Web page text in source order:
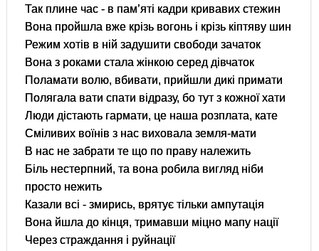
Так плине час - в пам’яті кадри кривавих стежин
Вона пройшла вже крізь вогонь і крізь кіптяву шин
Режим хотів в ній задушити свободи зачаток
Вона з роками стала жінкою серед дівчаток
Поламати волю, вбивати, прийшли дикі примати
Полягала вати спати відразу, бо тут з кожної хати
Люди дістають гармати, це наша розплата, кате
Сміливих воїнів з нас виховала земля-мати
В нас не забрати те що по праву належить
Біль нестерпний, та вона робила вигляд ніби
просто нежить
Казали всі - змирись, врятує тільки ампутація
Вона йшла до кінця, тримавши міцно мапу нації
Через страждання і руйнації